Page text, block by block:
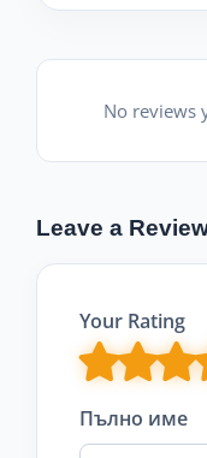
No reviews
Leave a
Your Rating
Пълно име